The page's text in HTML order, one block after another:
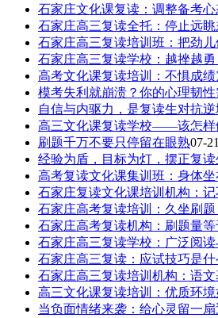
石家庄文化课复读：调整备考心
石家庄高三复读全托：停止远眺
石家庄高三复读培训班：把劲儿
石家庄高三复读学校：越挫越勇
高考文化课复读培训：不惧成绩
模考失利就崩溃？你的心理韧
自信与内驱力，是复读生对抗
高三文化课复读学校——该怎样
刷题千万不要只停留在眼熟07-21
经验为盾，目标为灯，摆正复
高考复读文化课集训班：身体坐
石家庄复读文化课培训机构：记
石家庄高考复读培训：久坐刷题
石家庄高考复读机构：刷题量等
石家庄高三复读学校：广泛阅
石家庄高三复读：应试技巧是什
石家庄高三复读培训机构：语文
高三文化课复读培训：优质环境
当负面情绪来袭：给心灵留一